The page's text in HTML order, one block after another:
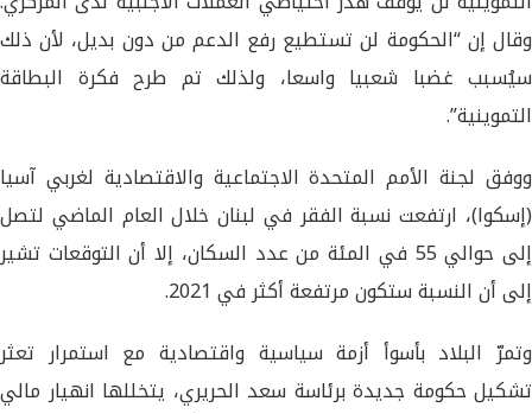
وقال إن “الحكومة لن تستطيع رفع الدعم من دون بديل، لأن ذلك
سيُسبب غضبا شعبيا واسعا، ولذلك تم طرح فكرة البطاقة
التموينية”.
ووفق لجنة الأمم المتحدة الاجتماعية والاقتصادية لغربي آسيا
(إسكوا)، ارتفعت نسبة الفقر في لبنان خلال العام الماضي لتصل
إلى حوالي 55 في المئة من عدد السكان، إلا أن التوقعات تشير
إلى أن النسبة ستكون مرتفعة أكثر في 2021.
وتمرّ البلاد بأسوأ أزمة سياسية واقتصادية مع استمرار تعثر
تشكيل حكومة جديدة برئاسة سعد الحريري، يتخللها انهيار مالي